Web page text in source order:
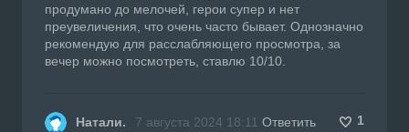
продумано до мелочей, герои супер и нет
преувеличения, что очень часто бывает. Однозначно
рекомендую для расслабляющего просмотра, за
вечер можно посмотреть, ставлю 10/10.
Натали. 7 августа 2024 18:11 Ответить
1